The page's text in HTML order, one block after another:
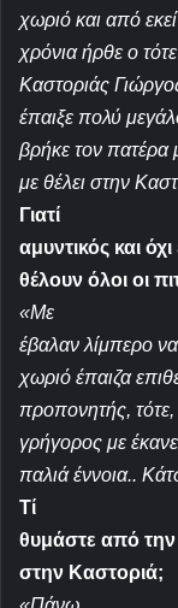
χωριό και από
χρόνια ήρθε ο
Καστοριάς
έπαιξε πολύ
βρήκε τον πατέρα
με θέλει στην
Γιατί
αμυντικός και
θέλουν όλοι οι
«Με
έβαλαν λίμπερο
χωριό έπαιζα
προπονητής,
γρήγορος με
παλιά έννοια..
Τί
θυμάστε από
στην Καστοριά;